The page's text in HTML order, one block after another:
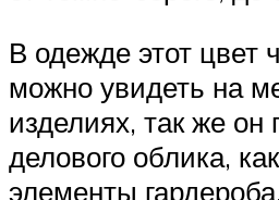
В одежде этот цвет
можно увидеть на
изделиях, так же он
делового облика,
элементы